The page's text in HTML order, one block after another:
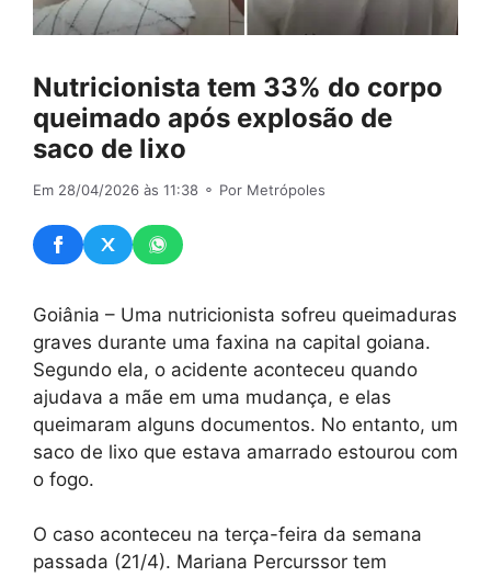
Nutricionista tem 33% do corpo
queimado após explosão de
saco de lixo
Em 28/04/2026 às 11:38 ⚬ Por Metrópoles
Goiânia – Uma nutricionista sofreu queimaduras
graves durante uma faxina na capital goiana.
Segundo ela, o acidente aconteceu quando
ajudava a mãe em uma mudança, e elas
queimaram alguns documentos. No entanto, um
saco de lixo que estava amarrado estourou com
o fogo.
O caso aconteceu na terça-feira da semana
passada (21/4). Mariana Percurssor tem